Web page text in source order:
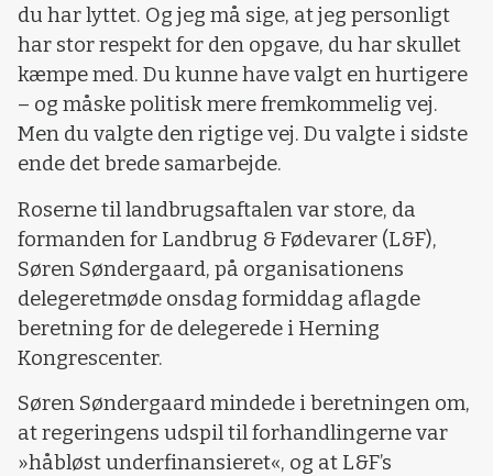
du har lyttet. Og jeg må sige, at jeg personligt
har stor respekt for den opgave, du har skullet
kæmpe med. Du kunne have valgt en hurtigere
– og måske politisk mere fremkommelig vej.
Men du valgte den rigtige vej. Du valgte i sidste
ende det brede samarbejde.
Roserne til landbrugsaftalen var store, da
formanden for Landbrug & Fødevarer (L&F),
Søren Søndergaard, på organisationens
delegeretmøde onsdag formiddag aflagde
beretning for de delegerede i Herning
Kongrescenter.
Søren Søndergaard mindede i beretningen om,
at regeringens udspil til forhandlingerne var
»håbløst underfinansieret«, og at L&F’s